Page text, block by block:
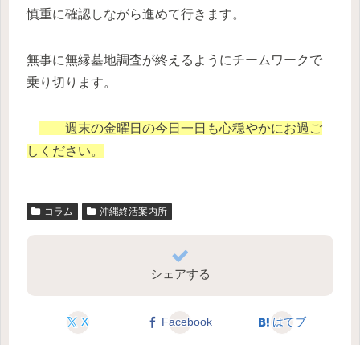
慎重に確認しながら進めて行きます。
無事に無縁墓地調査が終えるようにチームワークで
乗り切ります。
週末の金曜日 の今日一日も心穏やかにお過ご
しください。
コラム 沖縄終活案内所
シェアする
X Facebook はてブ